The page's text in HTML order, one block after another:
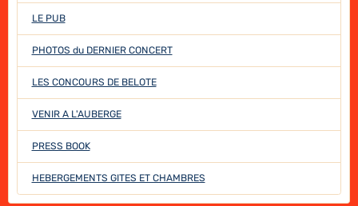
LE PUB
PHOTOS du DERNIER CONCERT
LES CONCOURS DE BELOTE
VENIR A L'AUBERGE
PRESS BOOK
HEBERGEMENTS GITES ET CHAMBRES